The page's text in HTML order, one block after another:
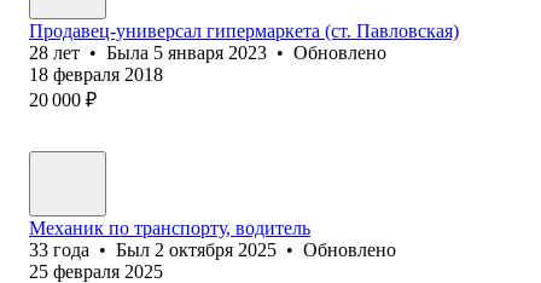
Продавец-универсал гипермаркета (ст. Павловская)
28 лет • Была 5 января 2023 • Обновлено
18 февраля 2018
20 000 ₽
Механик по транспорту, водитель
33 года • Был 2 октября 2025 • Обновлено
25 февраля 2025